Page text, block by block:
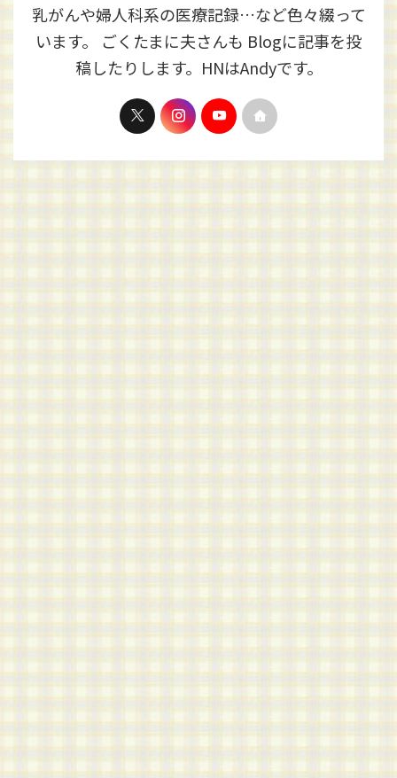
乳がんや婦人科系の医療記録…など色々綴って
います。 ごくたまに夫さんも Blogに記事を投
稿したりします。HNはAndyです。